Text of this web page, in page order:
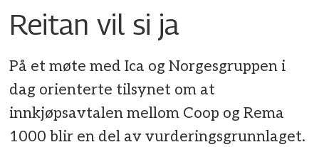
Reitan vil si ja
På et møte med Ica og Norgesgruppen i
dag orienterte tilsynet om at
innkjøpsavtalen mellom Coop og Rema
1000 blir en del av vurderingsgrunnlaget.